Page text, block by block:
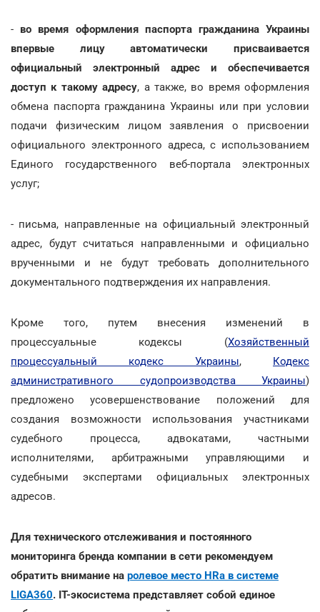
- во время оформления паспорта гражданина Украины
впервые лицу автоматически присваивается
официальный электронный адрес и обеспечивается
доступ к такому адресу, а также, во время оформления
обмена паспорта гражданина Украины или при условии
подачи физическим лицом заявления о присвоении
официального электронного адреса, с использованием
Единого государственного веб-портала электронных
услуг;
- письма, направленные на официальный электронный
адрес, будут считаться направленными и официально
врученными и не будут требовать дополнительного
документального подтверждения их направления.
Кроме того, путем внесения изменений в
процессуальные кодексы (Хозяйственный
процессуальный кодекс Украины, Кодекс
административного судопроизводства Украины)
предложено усовершенствование положений для
создания возможности использования участниками
судебного процесса, адвокатами, частными
исполнителями, арбитражными управляющими и
судебными экспертами официальных электронных
адресов.
Для технического отслеживания и постоянного
мониторинга бренда компании в сети рекомендуем
обратить внимание на ролевое место HRа в системе
LIGA360. IT-экосистема представляет собой единое